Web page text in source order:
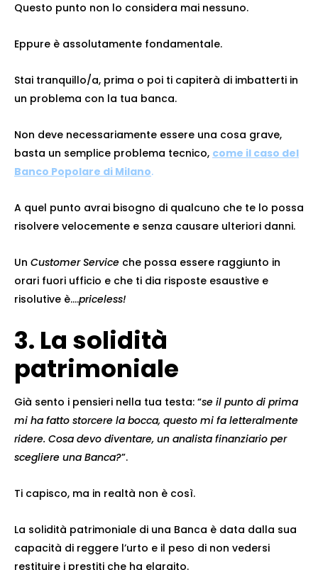
Questo punto non lo considera mai nessuno.
Eppure è assolutamente fondamentale.
Stai tranquillo/a, prima o poi ti capiterà di imbatterti in
un problema con la tua banca.
Non deve necessariamente essere una cosa grave,
basta un semplice problema tecnico, come il caso del
Banco Popolare di Milano.
A quel punto avrai bisogno di qualcuno che te lo possa
risolvere velocemente e senza causare ulteriori danni.
Un Customer Service che possa essere raggiunto in
orari fuori ufficio e che ti dia risposte esaustive e
risolutive è….priceless!
3. La solidità
patrimoniale
Già sento i pensieri nella tua testa: “se il punto di prima
mi ha fatto storcere la bocca, questo mi fa letteralmente
ridere. Cosa devo diventare, un analista finanziario per
scegliere una Banca?”.
Ti capisco, ma in realtà non è così.
La solidità patrimoniale di una Banca è data dalla sua
capacità di reggere l’urto e il peso di non vedersi
restituire i prestiti che ha elargito.